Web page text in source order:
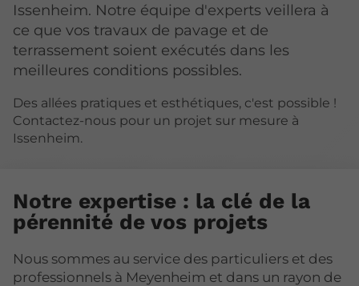
Issenheim. Notre équipe d'experts veillera à
ce que vos travaux de pavage et de
terrassement soient exécutés dans les
meilleures conditions possibles.
Des allées pratiques et esthétiques, c'est possible !
Contactez-nous pour un projet sur mesure à
Issenheim.
Notre expertise : la clé de la
pérennité de vos projets
Nous sommes au service des particuliers et des
professionnels à Meyenheim et dans un rayon de